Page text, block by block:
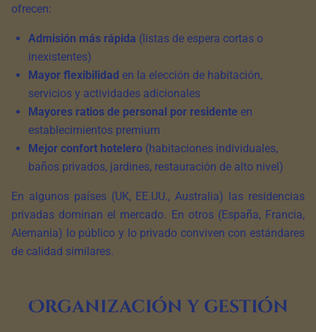
ofrecen:
Admisión más rápida (listas de espera cortas o
inexistentes)
Mayor flexibilidad en la elección de habitación,
servicios y actividades adicionales
Mayores ratios de personal por residente en
establecimientos premium
Mejor confort hotelero (habitaciones individuales,
baños privados, jardines, restauración de alto nivel)
En algunos países (UK, EE.UU., Australia) las residencias
privadas dominan el mercado. En otros (España, Francia,
Alemania) lo público y lo privado conviven con estándares
de calidad similares.
Organización y gestión